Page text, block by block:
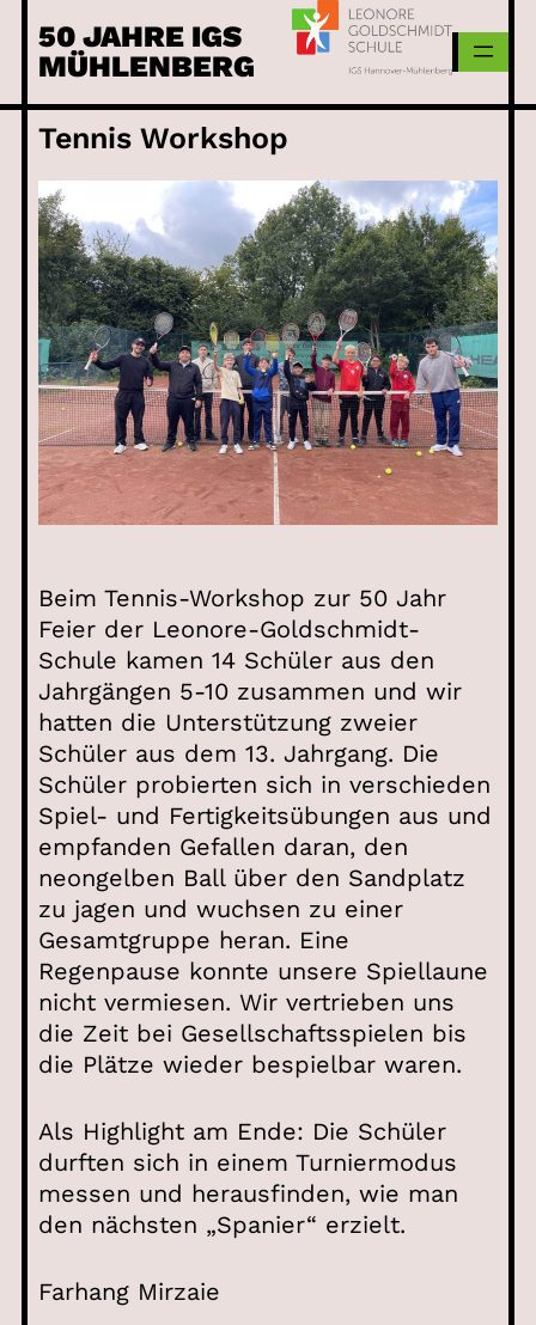
50 JAHRE IGS
MÜHLENBERG
Tennis Workshop
Beim Tennis-Workshop zur 50 Jahr
Feier der Leonore-Goldschmidt-
Schule kamen 14 Schüler aus den
Jahrgängen 5-10 zusammen und wir
hatten die Unterstützung zweier
Schüler aus dem 13. Jahrgang. Die
Schüler probierten sich in verschieden
Spiel- und Fertigkeitsübungen aus und
empfanden Gefallen daran, den
neongelben Ball über den Sandplatz
zu jagen und wuchsen zu einer
Gesamtgruppe heran. Eine
Regenpause konnte unsere Spiellaune
nicht vermiesen. Wir vertrieben uns
die Zeit bei Gesellschaftsspielen bis
die Plätze wieder bespielbar waren.
Als Highlight am Ende: Die Schüler
durften sich in einem Turniermodus
messen und herausfinden, wie man
den nächsten „Spanier“ erzielt.
Farhang Mirzaie